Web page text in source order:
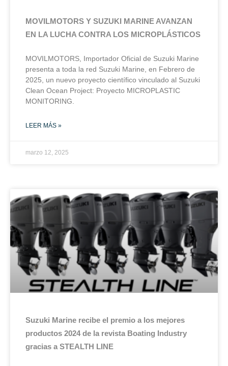
MOVILMOTORS Y SUZUKI MARINE AVANZAN
EN LA LUCHA CONTRA LOS MICROPLÁSTICOS
MOVILMOTORS, Importador Oficial de Suzuki Marine
presenta a toda la red Suzuki Marine, en Febrero de
2025, un nuevo proyecto científico vinculado al Suzuki
Clean Ocean Project: Proyecto MICROPLASTIC
MONITORING.
LEER MÁS »
marzo 12, 2025
Suzuki Marine recibe el premio a los mejores
productos 2024 de la revista Boating Industry
gracias a STEALTH LINE